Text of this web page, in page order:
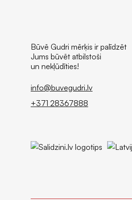
Būvē Gudri mērķis ir palīdzēt
Jums būvēt atbilstoši
un nekļūdīties!
info@buvegudri.lv
+371 28367888